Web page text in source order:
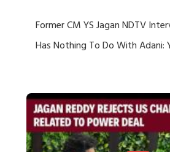
Former CM YS Jagan NDTV
Has Nothing To Do With Adani: